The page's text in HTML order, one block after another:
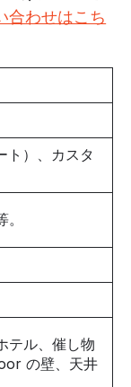
合わせはこち
ト）、カスタ
テル、催し物
の壁、天井